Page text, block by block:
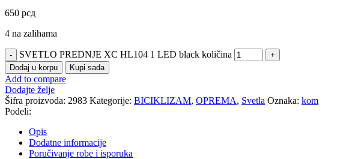
650 рсд
4 na zalihama
SVETLO PREDNJE XC HL104 1 LED black količina
Dodaj u korpu Kupi sada
Add to compare
Dodajte želje
Šifra proizvoda: 2983 Kategorije: BICIKLIZAM, OPREMA, Svetla Oznaka: kom
Podeli:
Opis
Dodatne informacije
Poručivanje robe i isporuka